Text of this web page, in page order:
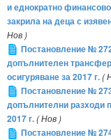
и еднократно
закрила на деца с
Нов )
Постановление №
допълнителен
осигуряване за 2017 г.(
Постановление №
допълнителни разходи
2017 г.( Нов )
Постановление №